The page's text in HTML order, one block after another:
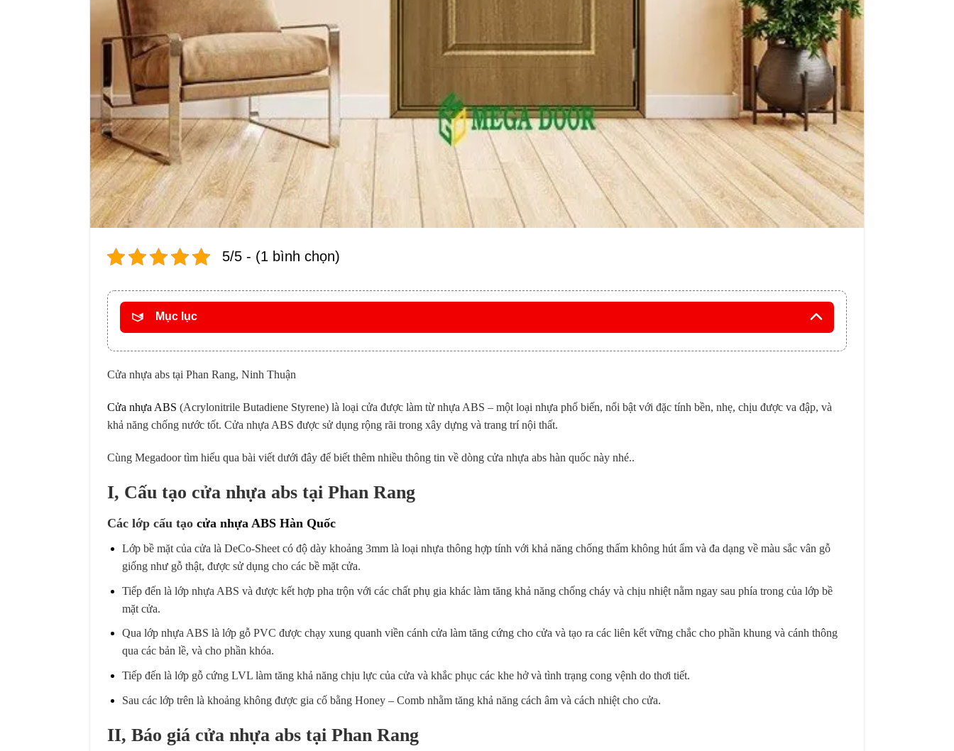
5/5 - (1 bình chọn)
Mục lục
Cửa nhựa abs tại Phan Rang, Ninh Thuận
Cửa nhựa ABS (Acrylonitrile Butadiene Styrene) là loại cửa được làm từ nhựa ABS – một loại nhựa phổ biến, nổi bật với đặc tính bền, nhẹ, chịu được va đập, và
khả năng chống nước tốt. Cửa nhựa ABS được sử dụng rộng rãi trong xây dựng và trang trí nội thất.
Cùng Megadoor tìm hiểu qua bài viết dưới đây để biết thêm nhiều thông tin về dòng cửa nhựa abs hàn quốc này nhé..
I, Cấu tạo cửa nhựa abs tại Phan Rang
Các lớp cấu tạo cửa nhựa ABS Hàn Quốc
Lớp bề mặt của cửa là DeCo-Sheet có độ dày khoảng 3mm là loại nhựa thông hợp tính với khả năng chống thấm không hút ẩm và đa dạng về màu sắc vân gỗ
giống như gỗ thật, được sử dụng cho các bề mặt cửa.
Tiếp đến là lớp nhựa ABS và được kết hợp pha trộn với các chất phụ gia khác làm tăng khả năng chống cháy và chịu nhiệt nằm ngay sau phía trong của lớp bề
mặt cửa.
Qua lớp nhựa ABS là lớp gỗ PVC được chạy xung quanh viền cánh cửa làm tăng cứng cho cửa và tạo ra các liên kết vững chắc cho phần khung và cánh thông
qua các bản lề, và cho phần khóa.
Tiếp đến là lớp gỗ cứng LVL làm tăng khả năng chịu lực của cửa và khắc phục các khe hở và tình trạng cong vệnh do thơi tiết.
Sau các lớp trên là khoảng không được gia cố bằng Honey – Comb nhằm tăng khả năng cách âm và cách nhiệt cho cửa.
II, Báo giá cửa nhựa abs tại Phan Rang